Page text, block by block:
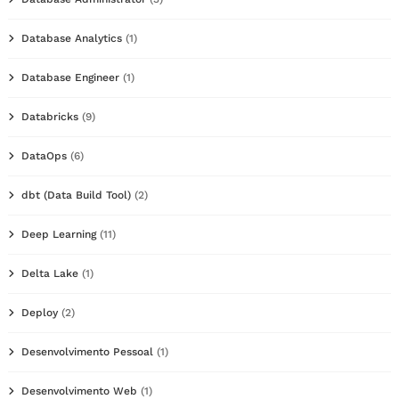
Database Analytics (1)
Database Engineer (1)
Databricks (9)
DataOps (6)
dbt (Data Build Tool) (2)
Deep Learning(11)
Delta Lake (1)
Deploy (2)
Desenvolvimento Pessoal (1)
Desenvolvimento Web (1)